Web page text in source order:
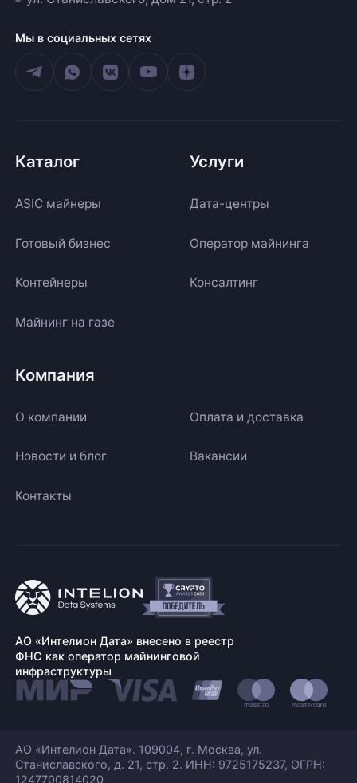
Мы в социальных сетях
Каталог
ASIC майнеры
Готовый бизнес
Контейнеры
Майнинг на газе
Услуги
Дата-центры
Оператор майнинга
Консалтинг
Компания
О компании Оплата и доставка
Новости и блог Вакансии
Контакты
АО «Интелион Дата» внесено в реестр
ФНС как оператор майнинговой
инфраструктуры
АО «Интелион Дата». 109004, г. Москва, ул.
Станиславского, д. 21, стр. 2. ИНН: 9725175237, ОГРН:
1247700814020